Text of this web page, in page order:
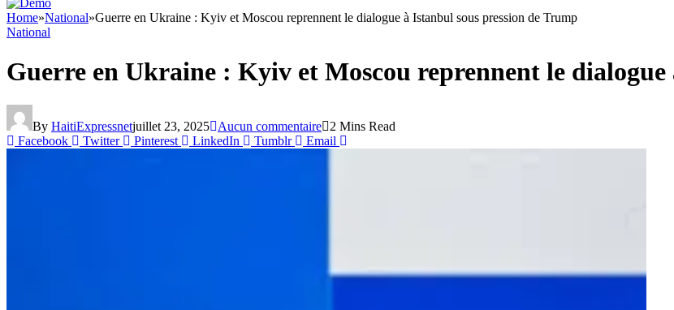
Home»National»Guerre en Ukraine : Kyiv et Moscou reprennent le dialogue à Istanbul sous pression de Trump
National
Guerre en Ukraine : Kyiv et Moscou reprennent le
By HaitiExpressnetjuillet 23, 2025 Aucun commentaire
2 Mins Read
Facebook
Twitter Pinterest LinkedIn Tumblr Email